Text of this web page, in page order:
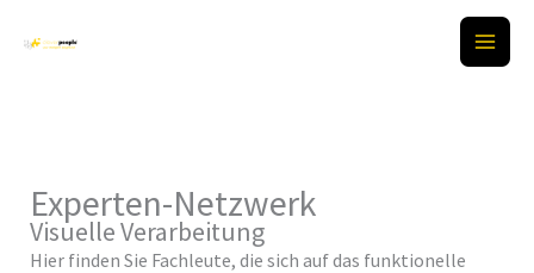
Inhalt
Experten-Netzwerk
Visuelle Verarbeitung
Hier finden Sie Fachleute, die sich auf das funktionelle